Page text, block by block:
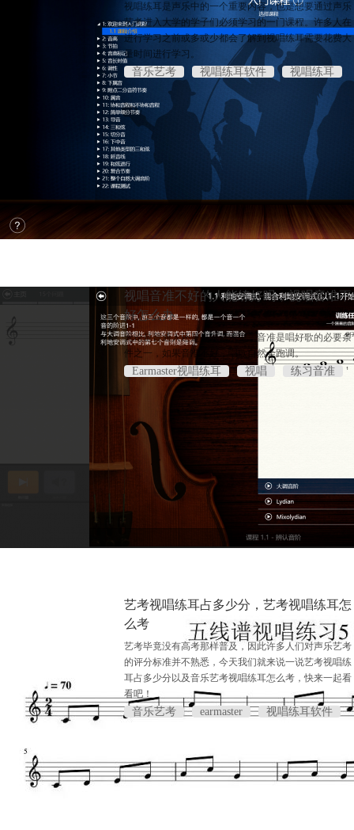
视唱练耳是声乐中的一个重要内容，也是想要通过声乐
艺考进入大学的学子们必须学习的一门课程。许多人在
进行学习之前或多或少都会了解到视唱练耳需要花费大
量时间进行学习。
音乐艺考 视唱练耳软件 视唱练耳
视唱音准不好的人能练好吗，视唱音准不
好怎么办
无论是普通人还是声乐艺术生，音准是唱好歌的必要条
件之一，如果音准不好，唱歌自然会跑调。
Earmaster视唱练耳 视唱 练习音准
艺考视唱练耳占多少分，艺考视唱练耳怎
么考
艺考毕竟没有高考那样普及，因此许多人们对声乐艺考
的评分标准并不熟悉，今天我们就来说一说艺考视唱练
耳占多少分以及音乐艺考视唱练耳怎么考，快来一起看
看吧！
音乐艺考 earmaster 视唱练耳软件